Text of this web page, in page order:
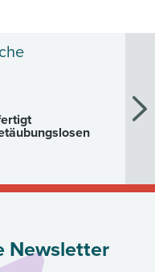
Newsletter